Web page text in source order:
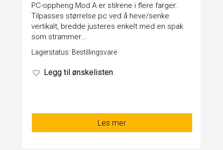
PC-oppheng Mod A er stilrene i flere farger.
Tilpasses størrelse pc ved å heve/senke
vertikalt, bredde justeres enkelt med en spak
som strammer...
Lagerstatus: Bestillingsvare
Legg til ønskelisten
Les mer